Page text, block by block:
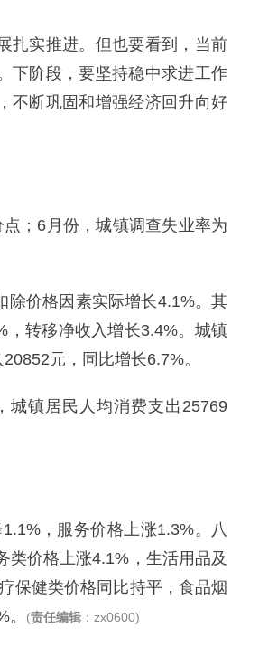
扎实推进。但也要看到，当前
下阶段，要坚持稳中求进工作
不断巩固和增强经济回升向好
；6月份，城镇调查失业率为
除价格因素实际增长4.1%。其
，转移净收入增长3.4%。城镇
元，同比增长6.7%。
城镇居民人均消费支出25769
，服务价格上涨1.3%。八
类价格上涨4.1%，生活用品及
保健类价格同比持平，食品烟
(责任编辑 ：zx0600)